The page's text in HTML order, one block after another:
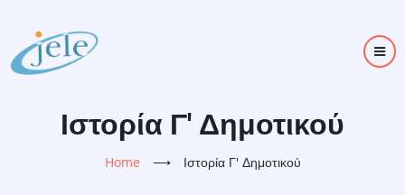
main
content
Ιστορία Γ' Δημοτικού
Home ⟶ Ιστορία Γ' Δημοτικού